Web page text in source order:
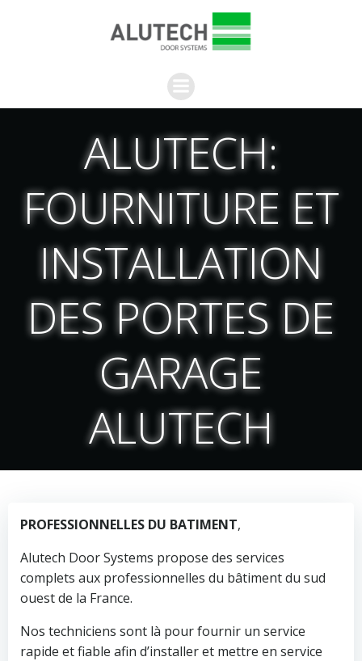
au
contenu
ALUTECH:
FOURNITURE ET
INSTALLATION
DES PORTES DE
GARAGE
ALUTECH
PROFESSIONNELLES DU BATIMENT,
Alutech Door Systems propose des services
complets aux professionnelles du bâtiment du sud
ouest de la France.
Nos techniciens sont là pour fournir un service
rapide et fiable afin d’installer et mettre en service